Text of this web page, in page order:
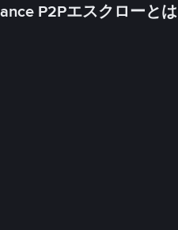
P2Pエスクローとは